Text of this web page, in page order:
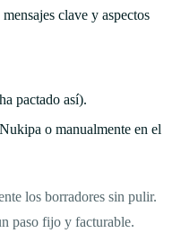
clave y aspectos
pactado así).
o manualmente en el
los borradores sin pulir.
paso fijo y facturable.